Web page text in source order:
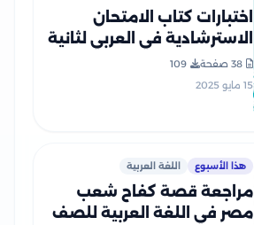
اختبارات كتاب الامتحان
الاسترشادية في العربي لثانية
إعدادي الترم الثاني بصيغة
PDF بالاجابات
38 صفحة
109
15 مايو 2025
هذا الأسبوع اللغة العربية
مراجعة قصة كفاح شعب
مصر في اللغة العربية للصف